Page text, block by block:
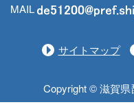
MAIL
サイトマップ
Copyright © 滋賀